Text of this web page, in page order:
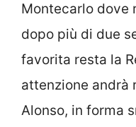
Montecarlo dove
dopo più di due
favorita resta la
attenzione andrà
Alonso, in forma